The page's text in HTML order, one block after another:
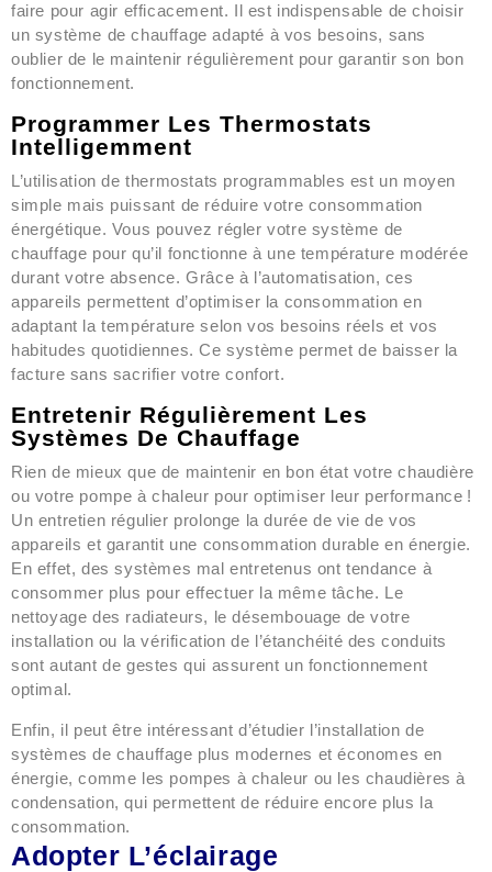
faire pour agir efficacement. Il est indispensable de choisir
un système de chauffage adapté à vos besoins, sans
oublier de le maintenir régulièrement pour garantir son bon
fonctionnement.
Programmer Les Thermostats
Intelligemment
L’utilisation de thermostats programmables est un moyen
simple mais puissant de réduire votre consommation
énergétique. Vous pouvez régler votre système de
chauffage pour qu’il fonctionne à une température modérée
durant votre absence. Grâce à l’automatisation, ces
appareils permettent d’optimiser la consommation en
adaptant la température selon vos besoins réels et vos
habitudes quotidiennes. Ce système permet de baisser la
facture sans sacrifier votre confort.
Entretenir Régulièrement Les
Systèmes De Chauffage
Rien de mieux que de maintenir en bon état votre chaudière
ou votre pompe à chaleur pour optimiser leur performance !
Un entretien régulier prolonge la durée de vie de vos
appareils et garantit une consommation durable en énergie.
En effet, des systèmes mal entretenus ont tendance à
consommer plus pour effectuer la même tâche. Le
nettoyage des radiateurs, le désembouage de votre
installation ou la vérification de l’étanchéité des conduits
sont autant de gestes qui assurent un fonctionnement
optimal.
Enfin, il peut être intéressant d’étudier l’installation de
systèmes de chauffage plus modernes et économes en
énergie, comme les pompes à chaleur ou les chaudières à
condensation, qui permettent de réduire encore plus la
consommation.
Adopter L’éclairage